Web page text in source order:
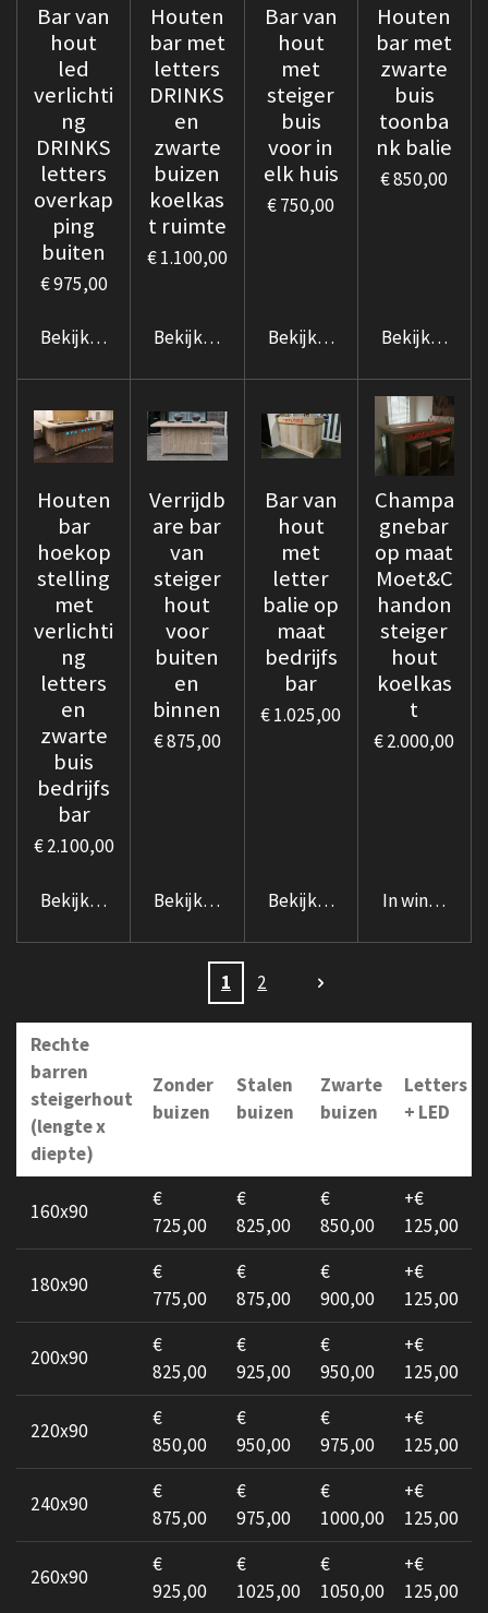
Bar van
hout
led
verlichti
ng
DRINKS
letters
overkap
ping
buiten
€ 975,00
Bekijk details
Houten
bar met
letters
DRINKS
en
zwarte
buizen
koelkas
t ruimte
€ 1.100,00
Bekijk details
Bar van
hout
met
steiger
buis
voor in
elk huis
€ 750,00
Bekijk details
Houten
bar met
zwarte
buis
toonba
nk balie
€ 850,00
Bekijk details
Houten
bar
hoekop
stelling
met
verlichti
ng
letters
en
zwarte
buis
bedrijfs
bar
€ 2.100,00
Bekijk details
Verrijdb
are bar
van
steiger
hout
voor
buiten
en
binnen
€ 875,00
Bekijk details
Bar van
hout
met
letter
balie op
maat
bedrijfs
bar
€ 1.025,00
Bekijk details
Champa
gnebar
op maat
Moet&C
handon
steiger
hout
koelkas
t
€ 2.000,00
In
1 2
Rechte
barren
steigerhout
(lengte x
diepte)
Zonder
buizen
Stalen
buizen
Zwarte
buizen
Letters
+ LED
160x90
€
725,00
€
825,00
€
850,00
+€
125,00
180x90
€
775,00
€
875,00
€
900,00
+€
125,00
200x90
€
825,00
€
925,00
€
950,00
+€
125,00
220x90
€
850,00
€
950,00
€
975,00
+€
125,00
240x90
€
875,00
€
975,00
€
1000,00
+€
125,00
260x90
€
925,00
€
1025,00
€
1050,00
+€
125,00